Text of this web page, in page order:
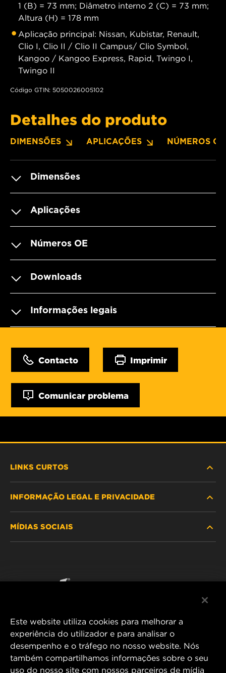
1 (B) = 73 mm; Diâmetro interno 2 (C) = 73 mm;
Altura (H) = 178 mm
Aplicação principal: Nissan, Kubistar, Renault,
Clio I, Clio II / Clio II Campus/ Clio Symbol,
Kangoo / Kangoo Express, Rapid, Twingo I,
Twingo II
Código GTIN: 5050026005102
Detalhes do produto
DIMENSÕES APLICAÇÕES NÚMEROS OE
Dimensões
Aplicações
Números OE
Downloads
Informações legais
Contacto Imprimir
Comunicar problema
LINKS CURTOS
ONDE COMPRAR
CONTACTE NOS
INFORMAÇÃO LEGAL E PRIVACIDADE
MÍDIAS SOCIAIS
MANN+HUMMEL FT Poland
ul. Wrocławska 145,
Este website utiliza cookies para melhorar a
experiência do utilizador e para analisar o
desempenho e o tráfego no nosso website. Nós
também compartilhamos informações sobre o seu
uso do nosso site com nossos parceiros de mídia